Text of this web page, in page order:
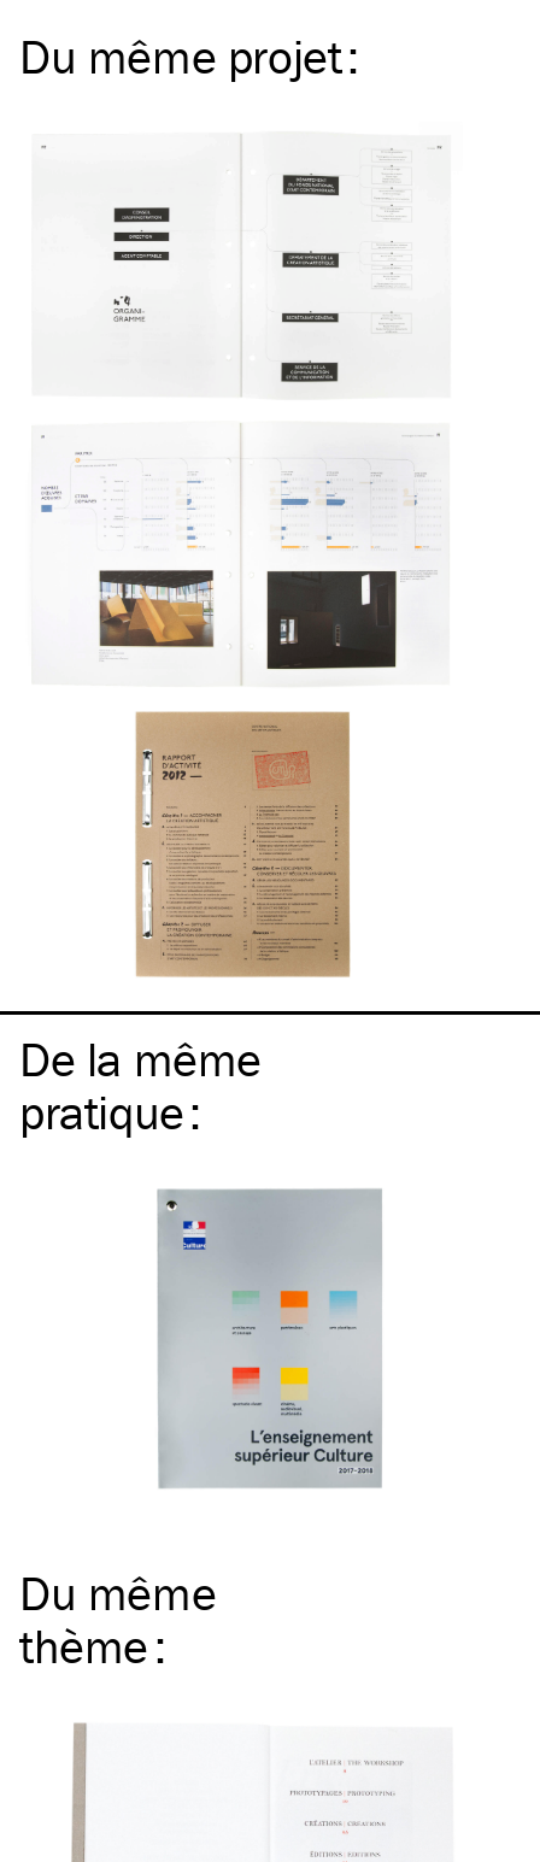
Du même projet:
De la même
pratique:
Du même
thème: